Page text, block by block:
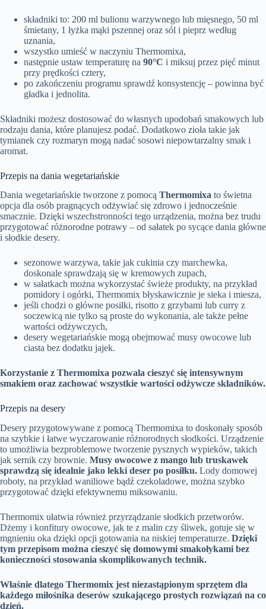
składniki to: 200 ml bulionu warzywnego lub mięsnego, 50 ml
śmietany, 1 łyżka mąki pszennej oraz sól i pieprz według
uznania,
wszystko umieść w naczyniu Thermomixa,
następnie ustaw temperaturę na 90°C i miksuj przez pięć minut
przy prędkości cztery,
po zakończeniu programu sprawdź konsystencję – powinna być
gładka i jednolita.
Składniki możesz dostosować do własnych upodobań smakowych lub
rodzaju dania, które planujesz podać. Dodatkowo zioła takie jak
tymianek czy rozmaryn mogą nadać sosowi niepowtarzalny smak i
aromat.
Przepis na dania wegetariańskie
Dania wegetariańskie tworzone z pomocą Thermomixa to świetna
opcja dla osób pragnących odżywiać się zdrowo i jednocześnie
smacznie. Dzięki wszechstronności tego urządzenia, można bez trudu
przygotować różnorodne potrawy – od sałatek po sycące dania główne
i słodkie desery.
sezonowe warzywa, takie jak cukinia czy marchewka,
doskonale sprawdzają się w kremowych zupach,
w sałatkach można wykorzystać świeże produkty, na przykład
pomidory i ogórki, Thermomix błyskawicznie je sieka i miesza,
jeśli chodzi o główne posiłki, risotto z grzybami lub curry z
soczewicą nie tylko są proste do wykonania, ale także pełne
wartości odżywczych,
desery wegetariańskie mogą obejmować musy owocowe lub
ciasta bez dodatku jajek.
Korzystanie z Thermomixa pozwala cieszyć się intensywnym
smakiem oraz zachować wszystkie wartości odżywcze składników.
Przepis na desery
Desery przygotowywane z pomocą Thermomixa to doskonały sposób
na szybkie i łatwe wyczarowanie różnorodnych słodkości. Urządzenie
to umożliwia bezproblemowe tworzenie pysznych wypieków, takich
jak sernik czy brownie. Musy owocowe z mango lub truskawek
sprawdzą się idealnie jako lekki deser po posiłku. Lody domowej
roboty, na przykład waniliowe bądź czekoladowe, można szybko
przygotować dzięki efektywnemu miksowaniu.
Thermomix ułatwia również przyrządzanie słodkich przetworów.
Dżemy i konfitury owocowe, jak te z malin czy śliwek, gotuje się w
mgnieniu oka dzięki opcji gotowania na niskiej temperaturze. Dzięki
tym przepisom można cieszyć się domowymi smakołykami bez
konieczności stosowania skomplikowanych technik.
Właśnie dlatego Thermomix jest niezastąpionym sprzętem dla
każdego miłośnika deserów szukającego prostych rozwiązań na co
dzień.